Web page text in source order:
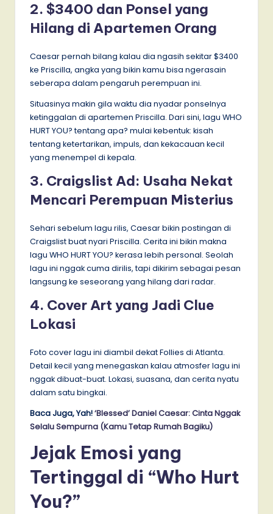
2. $3400 dan Ponsel yang
Hilang di Apartemen Orang
Caesar pernah bilang kalau dia ngasih sekitar $3400
ke Priscilla, angka yang bikin kamu bisa ngerasain
seberapa dalam pengaruh perempuan ini.
Situasinya makin gila waktu dia nyadar ponselnya
ketinggalan di apartemen Priscilla. Dari sini, lagu WHO
HURT YOU? tentang apa? mulai kebentuk: kisah
tentang ketertarikan, impuls, dan kekacauan kecil
yang menempel di kepala.
3. Craigslist Ad: Usaha Nekat
Mencari Perempuan Misterius
Sehari sebelum lagu rilis, Caesar bikin postingan di
Craigslist buat nyari Priscilla. Cerita ini bikin makna
lagu WHO HURT YOU? kerasa lebih personal. Seolah
lagu ini nggak cuma dirilis, tapi dikirim sebagai pesan
langsung ke seseorang yang hilang dari radar.
4. Cover Art yang Jadi Clue
Lokasi
Foto cover lagu ini diambil dekat Follies di Atlanta.
Detail kecil yang menegaskan kalau atmosfer lagu ini
nggak dibuat-buat. Lokasi, suasana, dan cerita nyatu
dalam satu bingkai.
Baca Juga, Yah!‘Blessed’ Daniel Caesar: Cinta Nggak
Selalu Sempurna (Kamu Tetap Rumah Bagiku)
Jejak Emosi yang
Tertinggal di “Who Hurt
You?”